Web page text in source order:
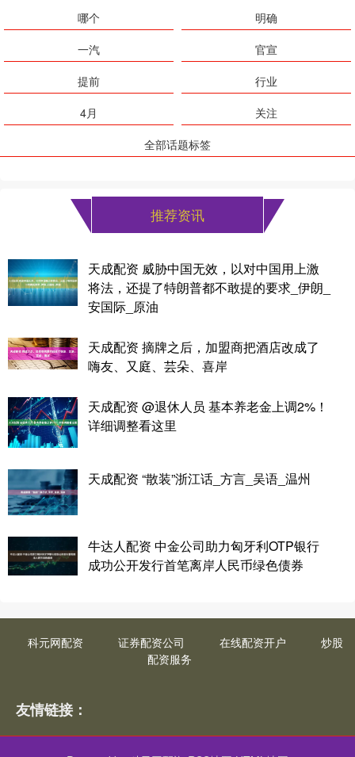
哪个
明确
一汽
官宣
提前
行业
4月
关注
全部话题标签
推荐资讯
天成配资 威胁中国无效，以对中国用上激
将法，还提了特朗普都不敢提的要求_伊朗_
安国际_原油
天成配资 摘牌之后，加盟商把酒店改成了
嗨友、又庭、芸朵、喜岸
天成配资 @退休人员 基本养老金上调2%！
详细调整看这里
天成配资 “散装”浙江话_方言_吴语_温州
牛达人配资 中金公司助力匈牙利OTP银行
成功公开发行首笔离岸人民币绿色债券
科元网配资 证券配资公司 在线配资开户
炒股
配资服务
友情链接：